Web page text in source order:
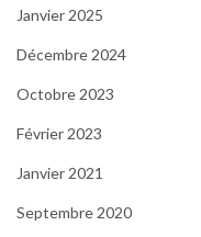
Janvier 2025
Décembre 2024
Octobre 2023
Février 2023
Janvier 2021
Septembre 2020